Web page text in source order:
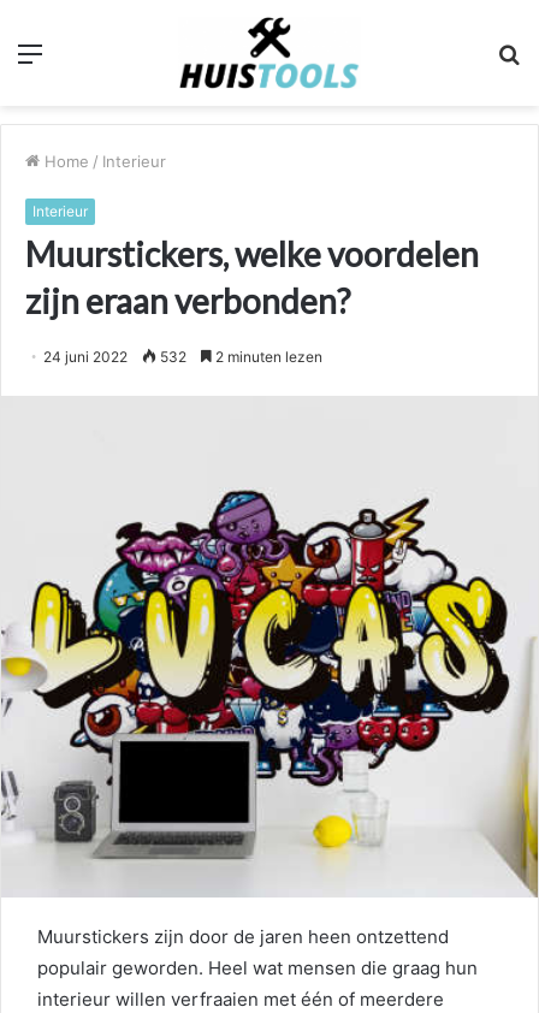
Menu
Home / Interieur
Interieur
Muurstickers, welke voordelen
zijn eraan verbonden?
24 juni 2022 532 2 minuten lezen
Muurstickers zijn door de jaren heen ontzettend
populair geworden. Heel wat mensen die graag hun
interieur willen verfraaien met één of meerdere